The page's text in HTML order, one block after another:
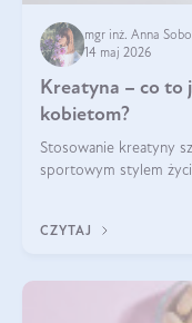
mgr inż. Anna Sobol
14 maj 2026
Kreatyna – co to
kobietom?
Stosowanie kreatyny
sportowym stylem
zwiększa masę
CZYTAJ